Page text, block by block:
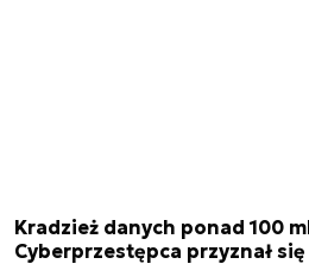
Kradzież danych ponad 100
Cyberprzestępca przyznał